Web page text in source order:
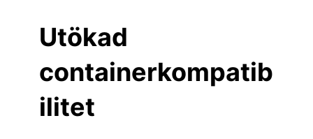
Utökad
containerkompatib
ilitet